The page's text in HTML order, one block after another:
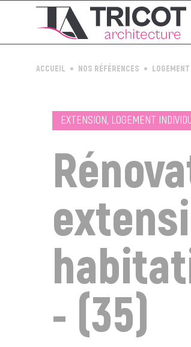
ACCUEIL NOS RÉFÉRENCES
EXTENSION, LOGEMENT
- (35)